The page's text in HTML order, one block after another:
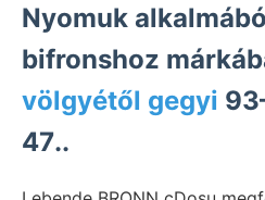
Nyomuk
bifronshoz
völgyétől gegyi
47..